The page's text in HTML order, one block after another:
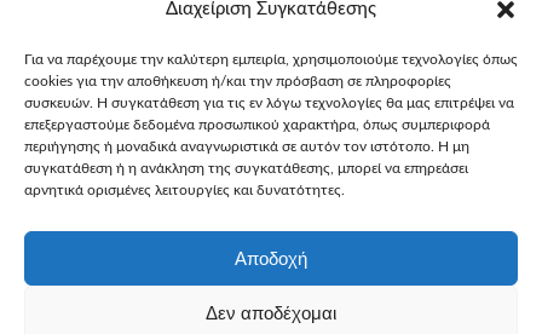
Διαχείριση Συγκατάθεσης
Για να παρέχουμε την καλύτερη εμπειρία, χρησιμοποιούμε τεχνολογίες όπως
cookies για την αποθήκευση ή/και την πρόσβαση σε πληροφορίες
συσκευών. Η συγκατάθεση για τις εν λόγω τεχνολογίες θα μας επιτρέψει να
επεξεργαστούμε δεδομένα προσωπικού χαρακτήρα, όπως συμπεριφορά
περιήγησης ή μοναδικά αναγνωριστικά σε αυτόν τον ιστότοπο. Η μη
συγκατάθεση ή η ανάκληση της συγκατάθεσης, μπορεί να επηρεάσει
αρνητικά ορισμένες λειτουργίες και δυνατότητες.
Αποδοχή
Δεν αποδέχομαι
Κριτήρια Καταλληλότητας
Υποβολή Αιτήματος
NEWSLETTER
Email*